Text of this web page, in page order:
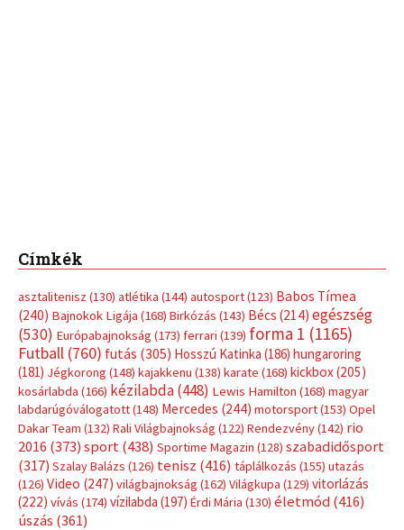
Címkék
asztalitenisz (130) atlétika (144) autosport(123) Babos Tímea
(240) Bajnokok Ligája (168) Birkózás (143) Bécs (214) egészség
(530) Európabajnokság (173) ferrari (139) forma 1 (1165)
Futball (760) futás (305) Hosszú Katinka (186) hungaroring
(181) Jégkorong (148) kajakkenu (138) karate (168) kickbox(205)
kosárlabda (166) kézilabda(448) Lewis Hamilton (168) magyar
labdarúgóválogatott(148) Mercedes (244) motorsport(153) Opel
Dakar Team (132) Rali Világbajnokság (122) Rendezvény(142) rio
2016 (373) sport(438) Sportime Magazin (128) szabadidősport
(317) Szalay Balázs (126) tenisz (416) táplálkozás (155) utazás
(126) Video (247) világbajnokság (162) Világkupa (129) vitorlázás
(222) vívás (174) vízilabda (197) Érdi Mária (130) életmód(416)
úszás (361)